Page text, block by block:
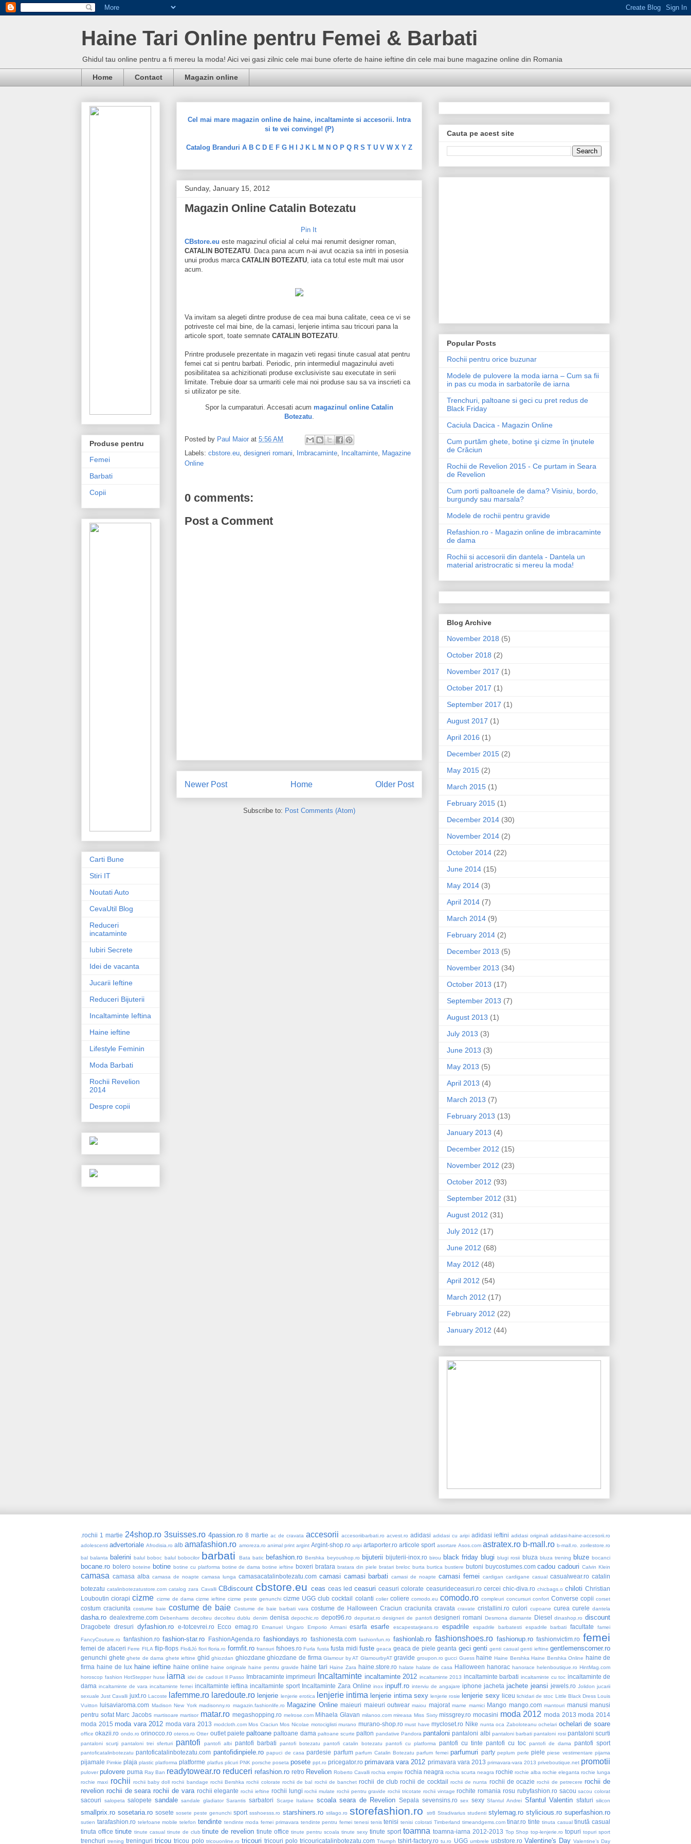
Haine Tari Online pentru Femei & Barbati
Ghidul tau online pentru a fi mereu la moda! Aici vei gasi zilnic cele mai bune oferte de haine ieftine din cele mai bune magazine online din Romania
Home Contact Magazin online
Cel mai mare magazin online de haine, incaltaminte si accesorii. Intra
si te vei convinge! (P)
Catalog Branduri A B C D E F G H I J K L M N O P Q R S T U V W X Y Z
Sunday, January 15, 2012
Magazin Online Catalin Botezatu
Pin It
CBstore.eu este magazinul oficial al celui mai renumit designer roman,
CATALIN BOTEZATU . Daca pana acum n-ai avut ocazia sa intri in posesia
unui produs marca CATALIN BOTEZATU , iata ca totul este mult mai usor
acum.
Va invitam sa alegeti dintre produse de cea mai buna calitate, ceea ce vi se
potriveste cel mai bine, de la camasi, lenjerie intima sau tricouri pana la
articole sport, toate semnate CATALIN BOTEZATU
Printre produsele prezentate in magazin veti regasi tinute casual atat pentru
femei cat si pentru barbati. Periodic, prin intermediul magazinului aveti
posibilitatea sa achizitionati produse exclusiviste sau executate in serii
limitate. Trebuie doar sa urmariti cele mai noi produse sau sa va inscrieti ca
si utilizator pe site.
Spor la cumparaturi. Accesati acum magazinul online Catalin
Botezatu
Posted by Paul Maior at 5:56 AM
Labels: cbstore.eu designeri romani Imbracaminte Incaltaminte
Magazine
Online
0 comments:
Post a Comment
Newer Post Older Post
Home
Subscribe to: Post Comments (Atom)
Produse pentru
Femei
Barbati
Copii
Carti Bune
Stiri IT
Noutati Auto
CevaUtil Blog
Reduceri
incataminte
Iubiri Secrete
Idei de vacanta
Jucarii Ieftine
Reduceri Bijuterii
Incaltaminte Ieftina
Haine ieftine
Lifestyle Feminin
Moda Barbati
Rochii Revelion
2014
Despre copii
Cauta pe acest site
Popular Posts
Rochii pentru orice buzunar
Modele de pulovere la moda iarna – Cum sa fii
in pas cu moda in sarbatorile de iarna
Trenchuri, paltoane si geci cu pret redus de
Black Friday
Caciula Dacica - Magazin Online
Cum purtăm ghete, botine şi cizme în ţinutele
de Crăciun
Rochii de Revelion 2015 - Ce purtam in Seara
de Revelion
Cum porti paltoanele de dama? Visiniu, bordo,
burgundy sau marsala?
Modele de rochii pentru gravide
Refashion.ro - Magazin online de imbracaminte
de dama
Rochii si accesorii din dantela - Dantela un
material aristrocratic si mereu la moda!
Blog Archive
November 2018 (5)
October 2018 (2)
November 2017 (1)
October 2017 (1)
September 2017 (1)
August 2017 (1)
April 2016 (1)
December 2015 (2)
May 2015 (2)
March 2015 (1)
February 2015 (1)
December 2014 (30)
November 2014 (2)
October 2014 (22)
June 2014 (15)
May 2014 (3)
April 2014 (7)
March 2014 (9)
February 2014 (2)
December 2013 (5)
November 2013 (34)
October 2013 (17)
September 2013 (7)
August 2013 (1)
July 2013 (3)
June 2013 (3)
May 2013 (5)
April 2013 (4)
March 2013 (7)
February 2013 (13)
January 2013 (4)
December 2012 (15)
November 2012 (23)
October 2012 (93)
September 2012 (31)
August 2012 (31)
July 2012 (17)
June 2012 (68)
May 2012 (48)
April 2012 (54)
March 2012 (17)
February 2012 (22)
January 2012 (44)
.rochii 1 martie 24shop.ro 3suisses.ro 4passion.ro 8 martie ac de cravata accesorii accesoriibarbati.ro acvest.ro adidasi adidasi cu aripi adidasi ieftini adidasi originali adidasi-haine-accesorii.ro
adolescenti advertoriale Afrodisia.ro alb amafashion.ro amoreza.ro animal print argint Argint-shop.ro aripi artaporter.ro articole sport asortare Asos.com astratex.ro b-mall.ro b-mall.ro. zorilestore.ro
bal balanta balerini balul boboc balul bobocilor barbati Bata batic befashion.ro Bershka beyoushop.ro bijuterii bijuterii-inox.ro birou black friday blugi blugi rosii bluza bluza trening bluze bocanci
bocane.ro bolero boteine botine botine cu platforma botine de dama botine ieftine boxeri bratara bratara din piele bratari breloc burta burtica bustiere butoni buycostumes.com cadou cadouri Calvin Klein
camasa camasa alba camasa de noapte camasa lunga camasacatalinbotezatu.com camasi camasi barbati camasi de noapte camasi femei cardigan cardigane casual casualwear.ro catalin
botezatu catalinbotezatustore.com catalog zara Cavalli CBdiscount cbstore.eu ceas ceas led ceasuri ceasuri colorate ceasurideceasuri.ro cercei chic-diva.ro chicbags.o chiloti Christian
Louboutin ciorapi cizme cizme de dama cizme ieftine cizme peste genunchi cizme UGG club cocktail colanti colier coliere comodo.eu comodo.ro compleuri concursuri confort Converse copii corset
costum craciunita costume baie costume de baie Costume de baie barbati vara costume de Halloween Craciun craciunita cravata cravate cristallini.ro culori cupoane curea curele dantela
dasha.ro dealextreme.com Debenhams decolteu decolteu dublu denim denisa depochic.ro depot96.ro depurtat.ro designeri de pantofi designeri romani Desmona diamante Diesel dinashop.ro discount
Dragobete dresuri dyfashion.ro e-totcevrei.ro Ecco emag.ro Emanuel Ungaro Emporio Armani esarfa esarfe escapestarjeans.ro espadrile espadrile barbatesti espadrile barbati facultate famei
FancyCouture.ro fanfashion.ro fashion-star.ro FashionAgenda.ro fashiondays.ro fashionesta.com fashionfun.ro fashionlab.ro fashionshoes.ro fashionup.ro fashionvictim.ro femei
femei de afaceri Ferre FILA flip-flops Flo&Jó flori floria.ro formfit.ro fransuri fshoes.ro Furla fusta fusta midi fuste geaca geaca de piele geanta geci genti genti casual genti ieftine gentlemenscorner.ro
genunchi ghete ghete de dama ghete ieftine ghid ghiozdan ghiozdane ghiozdane de firma Glamour by AT GlamourbyAT gravide groupon.ro gucci Guess haine Haine Bershka Haine Bershka Online haine de
firma haine de lux haine ieftine haine online haine originale haine pentru gravide haine tari Haine Zara haine.store.ro halate halate de casa Halloween hanorac hanorace helenboutique.ro HintMag.com
horoscop fashion HotStepper huse iarna idei de cadouri Il Passo Imbracaminte imprimeuri Incaltaminte incaltaminte 2012 incaltaminte 2013 incaltaminte barbati incaltaminte cu toc incaltaminte de
dama incaltaminte de vara incaltaminte femei incaltaminte ieftina incaltaminte sport Incaltaminte Zara Online inox inpuff.ro interviu de angajare iphone jacheta jachete jeansi jewels.ro Jolidon jucarii
sexuale Just Cavalli juxt.ro Lacoste lafemme.ro laredoute.ro lenjerie lenjerie erotica lenjerie intima lenjerie intima sexy lenjerie rosie lenjerie sexy liceu lichidari de stoc Little Black Dress Louis
Vuitton luisaviaroma.com Madison New York madisonny.ro magazin.fashionlife.ro Magazine Online maieuri maieuri outwear maiou majorat mame mamici Mango mango.com mantouri manusi manusi
pentru sofat Marc Jacobs martisoare martisor matar.ro megashopping.ro melrose.com Mihaela Glavan milanoo.com mireasa Miss Sixty missgrey.ro mocasini moda 2012 moda 2013 moda 2014
moda 2015 moda vara 2012 moda vara 2013 modcloth.com Mos Craciun Mos Nicolae motociglisti murano murano-shop.ro must have mycloset.ro Nike nunta oca Zaboloteanu ochelari ochelari de soare
office okazii.ro ondo.ro orinocco.ro oteros.ro Otter outlet paiete paltoane paltoane dama paltoane scurte palton pandative Pandora pantaloni pantaloni albi pantaloni barbati pantaloni rosi pantaloni scurti
pantaloni scurţi pantaloni trei sferturi pantofi pantofi albi pantofi barbati pantofi botezatu pantofi catalin botezatu pantofi cu platforma pantofi cu tinte pantofi cu toc pantofi de dama pantofi sport
pantoficatalinbotezatu pantoficatalinbotezatu.com pantofidinpiele.ro papuci de casa pardesie parfum parfum Catalin Botezatu parfum femei parfumuri party peplum perle piele piese vestimentare pijama
pijamale Pimkie plaja plastic platforma platforme platfus plicuri PNK porsche poseta posete ppt.ro pricegator.ro primavara vara 2012 primavara vara 2013 primavara-vara 2013 priveboutique.net promotii
pulover pulovere puma Ray Ban readytowear.ro reduceri refashion.ro retro Revelion Roberto Cavalli rochia empire rochia neagra rochia scurta neagra rochie rochie alba rochie eleganta rochie lunga
rochie maxi rochii rochii baby doll rochii bandage rochii Bershka rochii colorate rochii de bal rochii de banchet rochii de club rochii de cocktail rochii de nunta rochii de ocazie rochii de petrecere rochii de
revelion rochii de seara rochii de vara rochii elegante rochii ieftine rochii lungi rochii mulate rochii pentru gravide rochii tricotate rochii vintage rochite romania rosu rubyfashion.ro sacou sacou colorat
sacouri salopeta salopete sandale sandale gladiator Sarantis sarbatori Scarpe Italiane scoala seara de Revelion Sepala sevensins.ro sex sexy Sfantul Andrei Sfantul Valentin sfaturi silicon
smallprix.ro sosetaria.ro sosete sosete peste genunchi sport ssshoesss.ro starshiners.ro stilago.ro storefashion.ro str8 Stradivarius studenti stylemag.ro stylicious.ro superfashion.ro
sutien tarafashion.ro telefoane mobile telefon tendinte tendinte moda femei primavara tendinte pentru femei tenesi tenis tenisi tenisi colorati Timberland timeandgems.com tinar.ro tinte tinuta casual tinută casual
tinuta office tinute tinute casual tinute de club tinute de revelion tinute office tinute pentru scoala tinute sexy tinute sport toamna toamna-iarna 2012-2013 Top Shop top-lenjerie.ro topuri topuri sport
trenchuri trening treninguri tricou tricou polo tricouonline.ro tricouri tricouri polo tricouricatalinbotezatu.com Triumph tshirt-factory.ro tu.ro UGG umbrele usbstore.ro Valentine's Day Valentine’s Day